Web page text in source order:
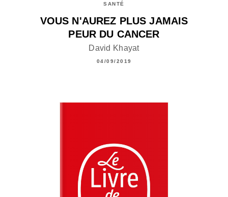
SANTÉ
VOUS N'AUREZ PLUS JAMAIS
PEUR DU CANCER
David Khayat
04/09/2019